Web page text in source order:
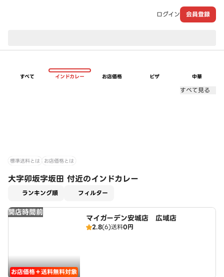
ログイン 会員登録
すべて インドカレー お店価格 ピザ 中華
すべて見る
標準送料とは お店価格とは
大字卯坂字坂田 付近のインドカレー
ランキング順 フィルター
開店時間前
お店価格＋送料無料対象
マイガーデン安城店 広域店
2.8(6)送料0円